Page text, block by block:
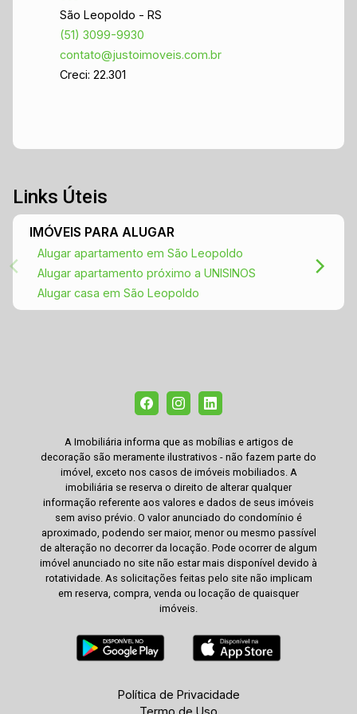
você e sua família - 2 vagas de garagem,
garantindo conforto e praticidade Não perca
essa chance de viver em um dos bairros mais
charmosos de São Leopoldo! Entre em contato
na realização do seu sonho. Venha conhecer seu
São Leopoldo - RS
(51) 3099-9930
contato@justoimoveis.com.br
Creci: 22.301
Links Úteis
IMÓVEIS PARA ALUGAR
Alugar apartamento em São Leopoldo
Alugar apartamento próximo a UNISINOS
Alugar casa em São Leopoldo
A Imobiliária informa que as mobílias e artigos de
decoração são meramente ilustrativos - não fazem parte do
imóvel, exceto nos casos de imóveis mobiliados. A
imobiliária se reserva o direito de alterar qualquer
informação referente aos valores e dados de seus imóveis
sem aviso prévio. O valor anunciado do condomínio é
aproximado, podendo ser maior, menor ou mesmo passível
de alteração no decorrer da locação. Pode ocorrer de algum
imóvel anunciado no site não estar mais disponível devido à
rotatividade. As solicitações feitas pelo site não implicam
em reserva, compra, venda ou locação de quaisquer
imóveis.
Política de Privacidade
Termo de Uso